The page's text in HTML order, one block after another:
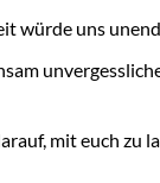
würde uns
mit euch zu